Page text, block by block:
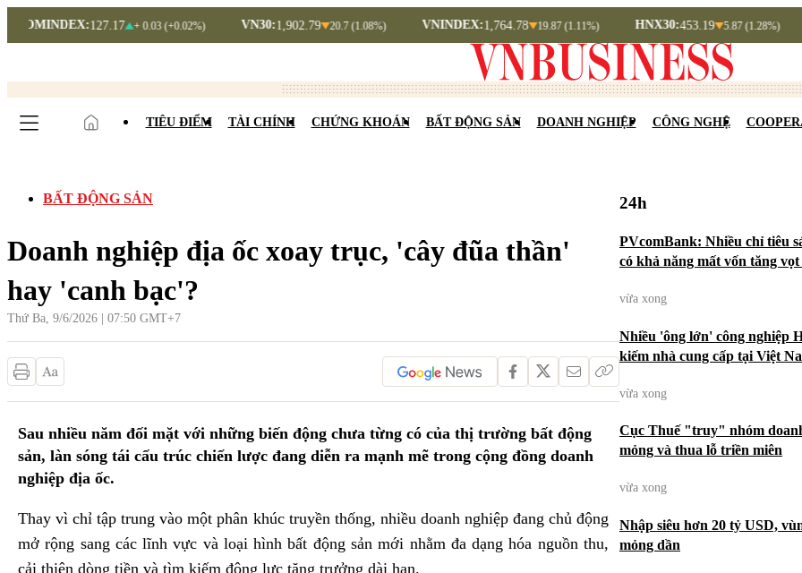
127.17 + 0.03 (+0.02%) VN30: 1,902.79 20.7 (1.08%) VNINDEX: 1,764.78 19.87 (1.11%) HNX30: 453.19 5.87 (1.28%)
TIÊU ĐIỂM TÀI CHÍNH CHỨNG KHOÁN BẤT ĐỘNG SẢN DOANH NGHIỆP CÔNG NGHỆ
BẤT ĐỘNG SẢN
Doanh nghiệp địa ốc xoay trục, 'cây đũa thần'
hay 'canh bạc'?
Thứ Ba, 9/6/2026 | 07:50 GMT+7
Sau nhiều năm đối mặt với những biến động chưa từng có của thị trường bất động
sản, làn sóng tái cấu trúc chiến lược đang diễn ra mạnh mẽ trong cộng đồng doanh
nghiệp địa ốc.
Thay vì chỉ tập trung vào một phân khúc truyền thống, nhiều doanh nghiệp đang chủ động
mở rộng sang các lĩnh vực và loại hình bất động sản mới nhằm đa dạng hóa nguồn thu,
cải thiện dòng tiền và tìm kiếm động lực tăng trưởng dài hạn.
24h
PVcomBank: Nhiều chỉ tiêu
có khả năng mất vốn tăng
vừa xong
Nhiều 'ông lớn' công nghiệp
kiếm nhà cung cấp tại Việt
vừa xong
Cục Thuế "truy" nhóm
mỏng và thua lỗ triền miên
vừa xong
Nhập siêu hơn 20 tỷ USD,
mỏng dần